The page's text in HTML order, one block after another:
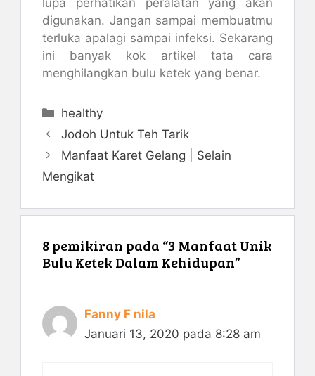
lupa perhatikan peralatan yang akan
digunakan. Jangan sampai membuatmu
terluka apalagi sampai infeksi. Sekarang
ini banyak kok artikel tata cara
menghilangkan bulu ketek yang benar.
Kategori
healthy
Jodoh Untuk Teh Tarik
Manfaat Karet Gelang | Selain
Mengikat
8 pemikiran pada “3 Manfaat Unik
Bulu Ketek Dalam Kehidupan”
Fanny F nila
Januari 13, 2020 pada 8:28 am